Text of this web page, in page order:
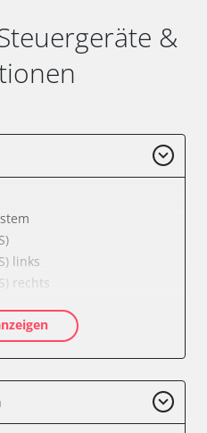
&
links
rechts